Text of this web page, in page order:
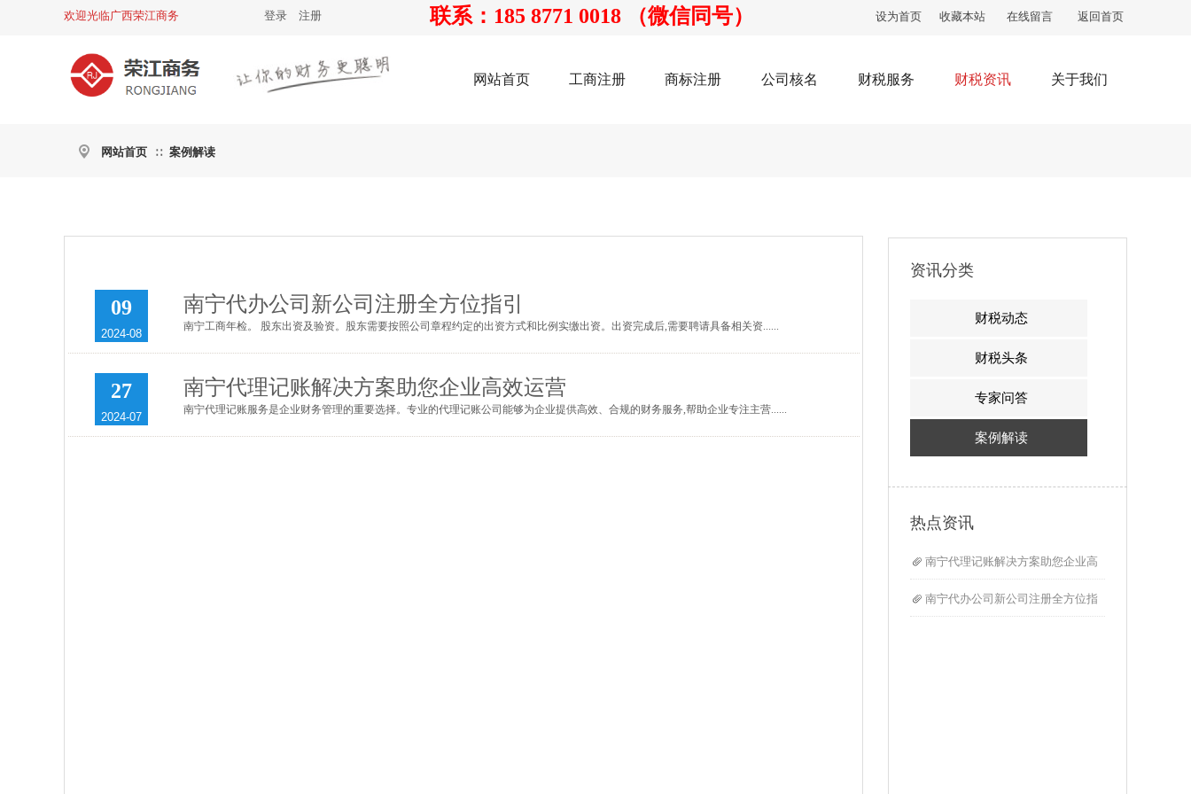
设为首页 收藏本站
欢迎光临广西荣江商务 登录 注册 在线留言 返回首页
联系：185 8771 0018 （微信同号）
网站首页 工商注册 商标注册 公司核名 财税服务 财税资讯 关于我们
网站首页 ∷ 案例解读
09
2024-08
南宁代办公司新公司注册全方位指引
南宁工商年检。 股东出资及验资。股东需要按照公司章程约定的出资方式和比例实缴出资。出资完成后,需要聘请具备相关资......
27
2024-07
南宁代理记账解决方案助您企业高效运营
南宁代理记账服务是企业财务管理的重要选择。专业的代理记账公司能够为企业提供高效、合规的财务服务,帮助企业专注主营......
财税动态
财税头条
专家问答
案例解读
热点资讯
资讯分类
南宁代理记账解决方案助您企业高
南宁代办公司新公司注册全方位指